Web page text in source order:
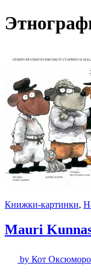
Книжки-картинки,
Mauri
by Кот